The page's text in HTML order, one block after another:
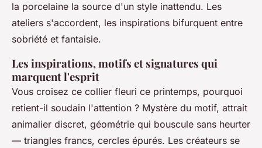
la porcelaine la source d'un style inattendu. Les
ateliers s'accordent, les inspirations bifurquent entre
sobriété et fantaisie.
Les inspirations, motifs et signatures qui
marquent l'esprit
Vous croisez ce collier fleuri ce printemps, pourquoi
retient-il soudain l'attention ? Mystère du motif, attrait
animalier discret, géométrie qui bouscule sans heurter
— triangles francs, cercles épurés. Les créateurs se